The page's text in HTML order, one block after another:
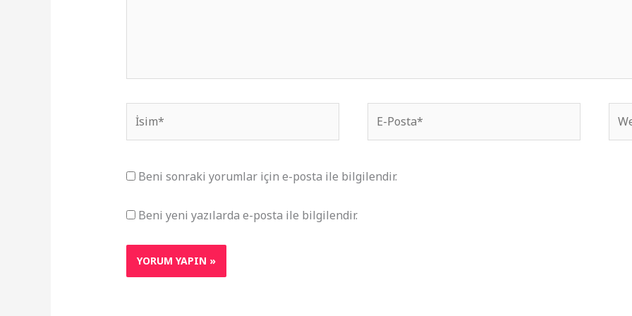
İsim*
Posta*
Beni sonraki yorumlar için e-posta ile bilgilendir.
Beni yeni yazılarda e-posta ile bilgilendir.